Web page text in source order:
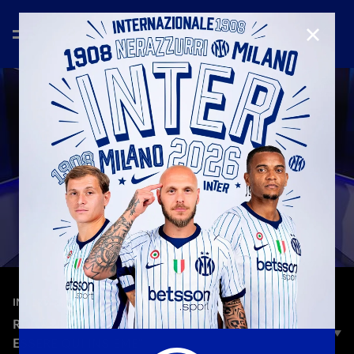
INTERVIEWS—25 feb 2026
RONALDO E VIERI A INTER TV: "È SPECIALE
ESSERE QUI INSIEME"